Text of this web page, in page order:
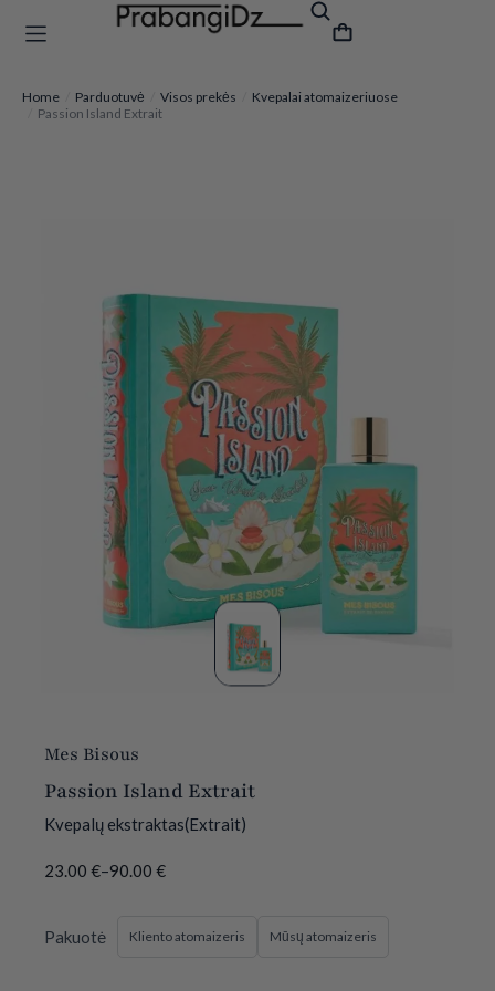
You are here:
Home Parduotuvė Visos prekės
Kvepalai atomaizeriuose
Passion Island Extrait
Mes Bisous
Passion Island Extrait
Kvepalų ekstraktas(Extrait)
23.00 €–90.00 €
Pakuotė Kliento atomaizeris Mūsų atomaizeris